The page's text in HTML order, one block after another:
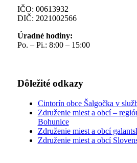
IČO: 00613932
DIČ: 2021002566
Úradné hodiny:
Po. – Pi.: 8:00 – 15:00
Dôležité odkazy
Cintorín obce Šalgočka v
Združenie miest a obcí –
Bohunice
Združenie miest a obcí
Združenie miest a obcí